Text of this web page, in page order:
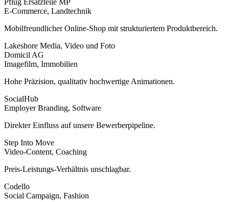
Pflug Ersatzteile MP
E-Commerce, Landtechnik
Mobilfreundlicher Online-Shop mit strukturiertem Produktbereich.
Lakeshore Media, Video und Foto
Domicil AG
Imagefilm, Immobilien
Hohe Präzision, qualitativ hochwertige Animationen.
SocialHub
Employer Branding, Software
Direkter Einfluss auf unsere Bewerberpipeline.
Step Into Move
Video-Content, Coaching
Preis-Leistungs-Verhältnis unschlagbar.
Codello
Social Campaign, Fashion